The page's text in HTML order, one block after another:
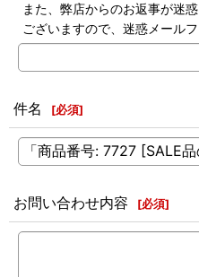
また、弊店からのお返事が迷
ございますので、迷惑メール
件名 [必須]
お問い合わせ内容 [必須]